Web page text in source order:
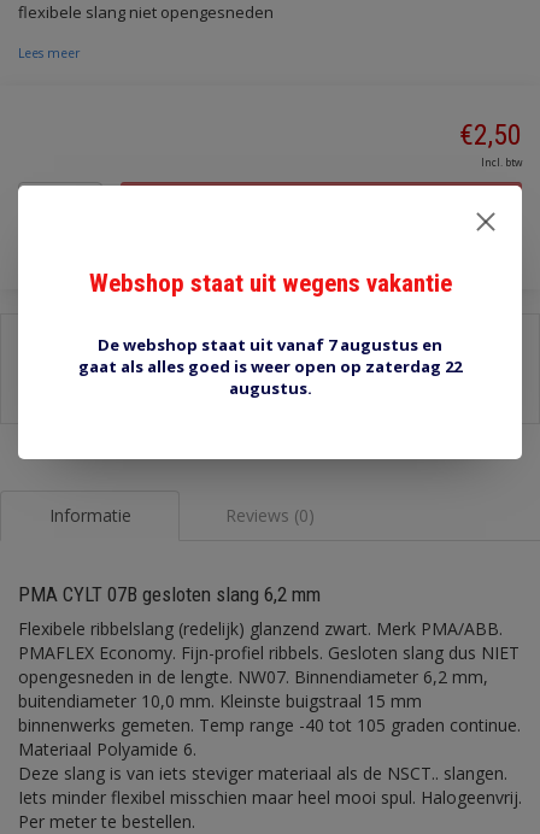
flexibele slang niet opengesneden
Lees meer
€2,50
Incl. btw
Stel een vraag over dit product
Informatie Reviews (0)
PMA CYLT 07B gesloten slang 6,2 mm
Flexibele ribbelslang (redelijk) glanzend zwart. Merk PMA/ABB.
PMAFLEX Economy. Fijn-profiel ribbels. Gesloten slang dus NIET
opengesneden in de lengte. NW07. Binnendiameter 6,2 mm,
buitendiameter 10,0 mm. Kleinste buigstraal 15 mm
binnenwerks gemeten. Temp range -40 tot 105 graden continue.
Materiaal Polyamide 6.
Deze slang is van iets steviger materiaal als de NSCT.. slangen.
Iets minder flexibel misschien maar heel mooi spul. Halogeenvrij.
Per meter te bestellen.
Webshop staat uit wegens vakantie
De webshop staat uit vanaf 7 augustus en
gaat als alles goed is weer open op zaterdag 22
augustus.